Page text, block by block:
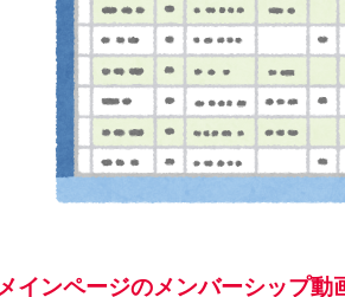
インページのメンバーシップ